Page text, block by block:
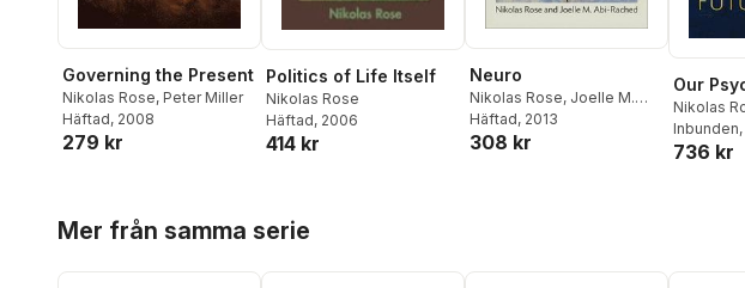
Governing the Present
Nikolas Rose, Peter Miller
Häftad, 2008
279 kr
Politics of Life Itself
Nikolas Rose
Häftad, 2006
414 kr
Neuro
Nikolas Rose, Joelle M.
Abi-Rached
Häftad, 2013
308 kr
Our
Nikolas
Inbunden
736 kr
Mer från samma serie